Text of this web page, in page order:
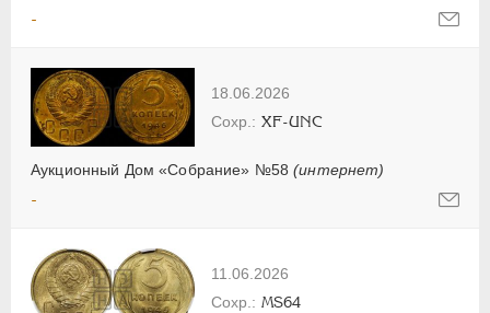
-
18.06.2026
Аукционный Дом «Собрание» №58(интернет)
XF-UNC
-
11.06.2026
MS64